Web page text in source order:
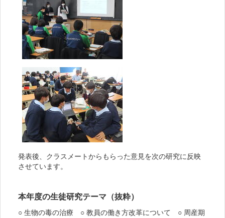
発表後、クラスメートからもらった意見を次の研究に反映
させています。
本年度の生徒研究テーマ（抜粋）
○ 生物の毒の治療 ○ 教員の働き方改革について ○ 周産期